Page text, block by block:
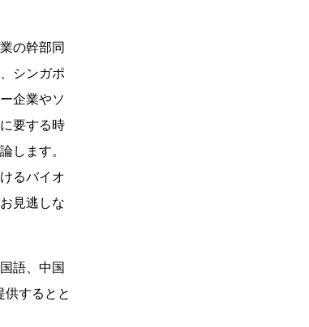
の幹部同
シンガポ
企業やソ
要する時
します。
るバイオ
見逃しな
語、中国
するとと